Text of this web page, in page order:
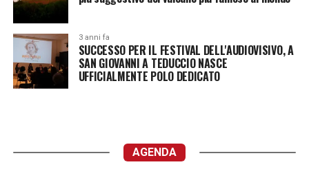
3 anni fa
SUCCESSO PER IL FESTIVAL DELL'AUDIOVISIVO, A
SAN GIOVANNI A TEDUCCIO NASCE
UFFICIALMENTE POLO DEDICATO
AGENDA